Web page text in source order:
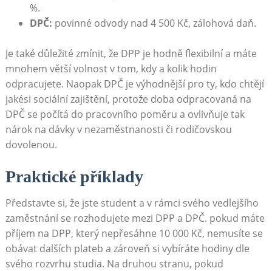
%.
DPČ: povinné odvody nad 4 500 Kč, zálohová daň.
Je také důležité zmínit, že DPP je hodně flexibilní a máte
mnohem větší volnost v tom, kdy a kolik hodin
odpracujete. Naopak DPČ je výhodnější pro ty, kdo chtějí
jakési sociální zajištění, protože doba odpracovaná na
DPČ se počítá do pracovního poměru a ovlivňuje tak
nárok na dávky v nezaměstnanosti či rodičovskou
dovolenou.
Praktické příklady
Představte si, že jste student a v rámci svého vedlejšího
zaměstnání se rozhodujete mezi DPP a DPČ. pokud máte
příjem na DPP, který nepřesáhne 10 000 Kč, nemusíte se
obávat dalších plateb a zároveň si vybíráte hodiny dle
svého rozvrhu studia. Na druhou stranu, pokud